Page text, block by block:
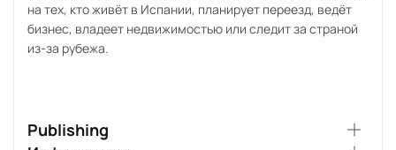
на тех, кто живёт в Испании, планирует переезд, ведёт
бизнес, владеет недвижимостью или следит за страной
из-за рубежа.
Publishing